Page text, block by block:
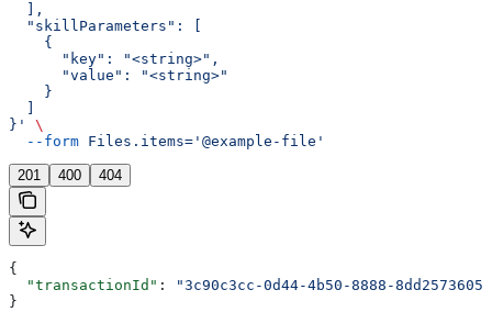
  ],
  "skillParameters": [
    {
      "key": "<string>",
      "value": "<string>"
    }
}'
\
  --form
Files.items='@example-file'
201 400 404
{
  "transactionId"
:
"3c90c3cc-0d44-4b50-8888-
}